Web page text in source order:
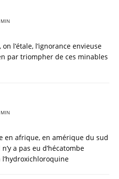
l’étale, l’ignorance envieuse
par triompher de ces minables
en afrique, en amérique du sud
a pas eu d’hécatombe